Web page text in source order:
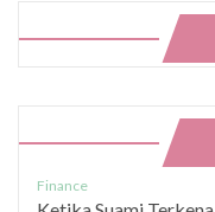
Finance